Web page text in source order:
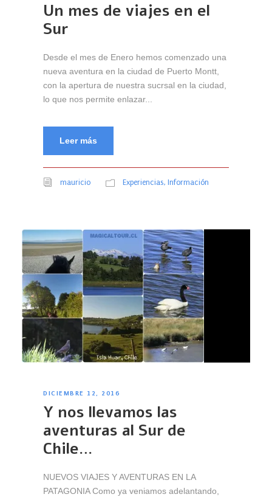
Un mes de viajes en el
Sur
Desde el mes de Enero hemos comenzado una
nueva aventura en la ciudad de Puerto Montt,
con la apertura de nuestra sucrsal en la ciudad,
lo que nos permite enlazar...
Leer más
mauricio Experiencias, Información
DICIEMBRE 12, 2016
Y nos llevamos las
aventuras al Sur de
Chile…
NUEVOS VIAJES Y AVENTURAS EN LA
PATAGONIA Como ya veniamos adelantando,